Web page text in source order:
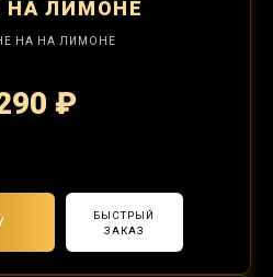
НА ЛИМОНЕ
НА НА ЛИМОНЕ
₽
БЫСТРЫЙ
ЗАКАЗ